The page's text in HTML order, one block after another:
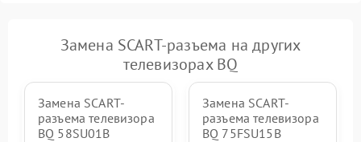
Замена SCART-разъема на других
телевизорах BQ
Замена SCART-
разъема телевизора
BQ 58SU01B
Замена SCART-
разъема телевизора
BQ 75FSU15B